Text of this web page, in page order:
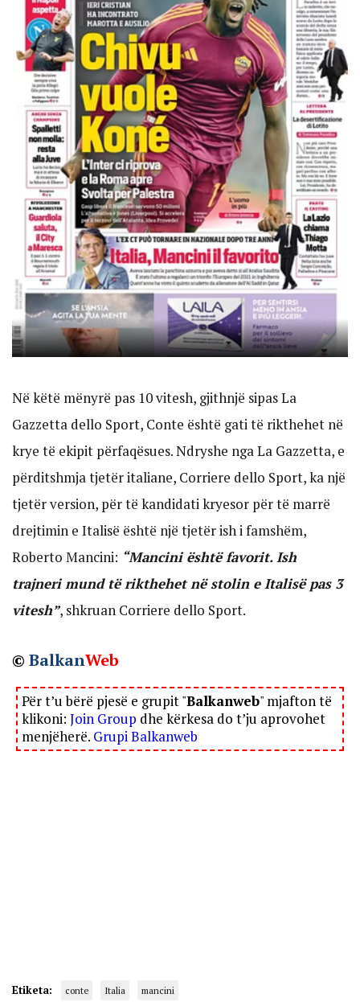
Në këtë mënyrë pas 10 vitesh, gjithnjë sipas La
Gazzetta dello Sport, Conte është gati të rikthehet në
krye të ekipit përfaqësues. Ndryshe nga La Gazzetta, e
përditshmja tjetër italiane, Corriere dello Sport, ka një
tjetër version, për të kandidati kryesor për të marrë
drejtimin e Italisë është një tjetër ish i famshëm,
Roberto Mancini: “Mancini është favorit. Ish
trajneri mund të rikthehet në stolin e Italisë pas 3
vitesh”, shkruan Corriere dello Sport.
© BalkanWeb
Për t’u bërë pjesë e grupit "Balkanweb" mjafton të
klikoni: Join Group dhe kërkesa do t’ju aprovohet
menjëherë. Grupi Balkanweb
Etiketa: conte Italia mancini